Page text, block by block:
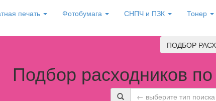
печать Фотобумага СНПЧ и ПЗК Тонер
ПОДБОР
Подбор расходников